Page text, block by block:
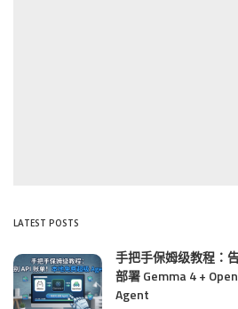
LATEST POSTS
手把手保姆级教程：
部署 Gemma 4 +
Agent